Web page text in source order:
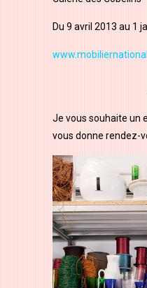
Du 9 avril 2013 au 1
Je vous souhaite un
vous donne rendez-